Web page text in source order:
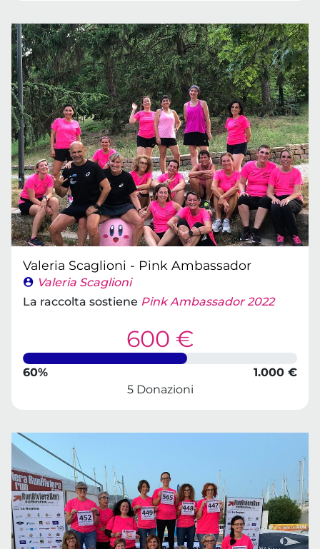
Valeria Scaglioni - Pink Ambassador
Valeria Scaglioni
La raccolta sostiene Pink Ambassador 2022
600 €
60%
1.000 €
5 Donazioni